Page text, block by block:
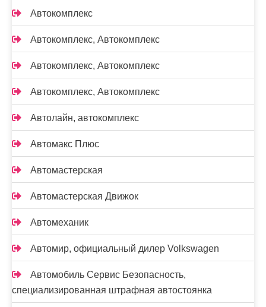
Автокомплекс
Автокомплекс, Автокомплекс
Автокомплекс, Автокомплекс
Автокомплекс, Автокомплекс
Автолайн, автокомплекс
Автомакс Плюс
Автомастерская
Автомастерская Движок
Автомеханик
Автомир, официальный дилер Volkswagen
Автомобиль Сервис Безопасность,
специализированная штрафная автостоянка